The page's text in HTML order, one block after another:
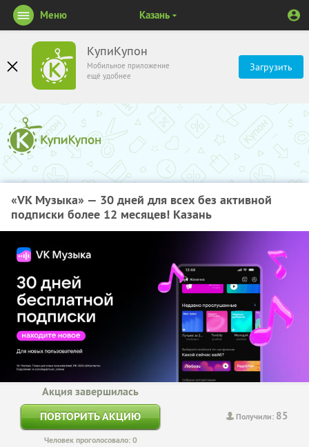
КупиКупон
Мобильное приложение
ещё удобнее
Загрузить
Меню Казань
«VK Музыка» — 30 дней для всех без активной
подписки более 12 месяцев! Казань
Получили: 85
Акция завершилась
ПОВТОРИТЬ АКЦИЮ
Человек проголосовало: 0